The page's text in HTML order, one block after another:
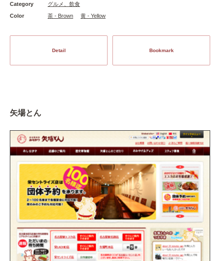
Category
グルメ、飲食
Color
茶 - Brown 黄 - Yellow
Detail Bookmark
矢場とん